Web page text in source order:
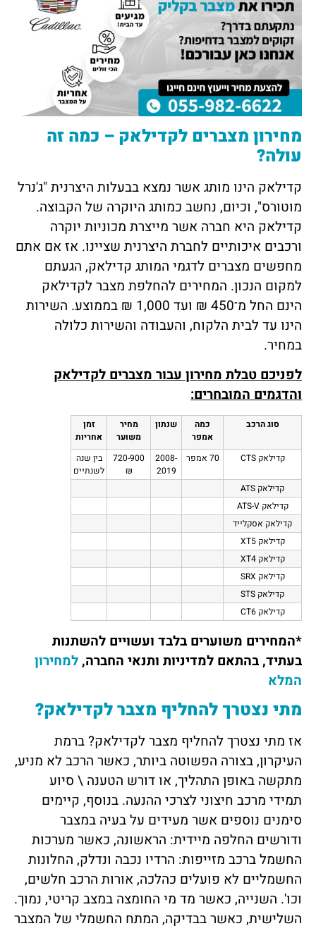
מחירון מצברים לקדילאק – כמה זה
עולה?
קדילאק הינו מותג אשר נמצא בבעלות היצרנית "ג'נרל
מוטורס", וכיום, נחשב כמותג היוקרה של הקבוצה.
קדילאק היא חברה אשר מייצרת מכוניות יוקרה
ורכבים איכותיים לחברת היצרנית שציינו. אז אם אתם
מחפשים מצברים לדגמי המותג קדילאק, הגעתם
למקום הנכון. המחירים להחלפת מצבר לקדילאק
הינם החל מ־450 ₪ ועד 1,000 ₪ בממוצע. השירות
הינו עד לבית הלקוח, והעבודה והשירות כלולה
במחיר.
לפניכם טבלת מחירון עבור מצברים לקדילאק
והדגמים המובחרים:
סוג הרכב
כמה
אמפר
שנתון
מחיר
משוער
זמן
אחריות
קדילאק CTS
70 אמפר
2008-
2019
720-900
₪
בין שנה
לשנתיים
קדילאק ATS
קדילאק ATS-V
קדילאק אסקלייד
קדילאק XT5
קדילאק XT4
קדילאק SRX
קדילאק STS
קדילאק CT6
*המחירים משוערים בלבד ועשויים להשתנות
בעתיד, בהתאם למדיניות ותנאי החברה, למחירון
המלא
מתי נצטרך להחליף מצבר לקדילאק?
אז מתי נצטרך להחליף מצבר לקדילאק? ברמת
העיקרון, בצורה הפשוטה ביותר, כאשר הרכב לא מניע,
מתקשה באופן התהליך, או דורש הטענה \ סיוע
תמידי מרכב חיצוני לצרכי ההנעה. בנוסף, קיימים
סימנים נוספים אשר מעידים על בעיה במצבר
ודורשים החלפה מיידית: הראשונה, כאשר מערכות
החשמל ברכב מזייפות: הרדיו נכבה ונדלק, החלונות
החשמליים לא פועלים כהלכה, אורות הרכב חלשים,
וכו'. השנייה, כאשר מד מי החומצה במצב קריטי, נמוך.
השלישית, כאשר בבדיקה, המתח החשמלי של המצבר